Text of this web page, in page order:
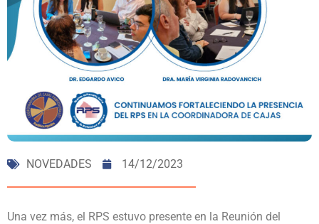
NOVEDADES 14/12/2023
Una vez más, el RPS estuvo presente en la Reunión del